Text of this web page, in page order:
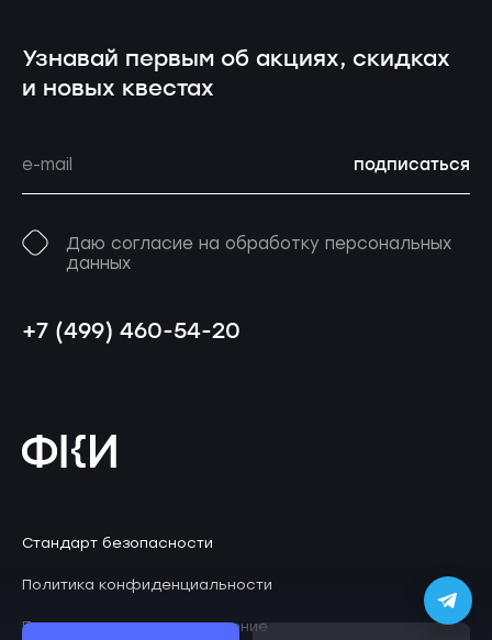
Узнавай первым об акциях, скидках
и новых квестах
подписаться
Даю согласие на обработку персональных
данных
+7 (499) 460-54-20
Стандарт безопасности
Политика конфиденциальности
Пользовательское соглашение